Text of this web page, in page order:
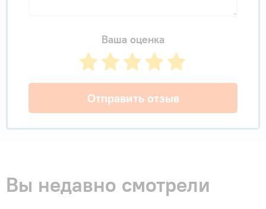
Ваша оценка
Отправить отзыв
Вы недавно смотрели